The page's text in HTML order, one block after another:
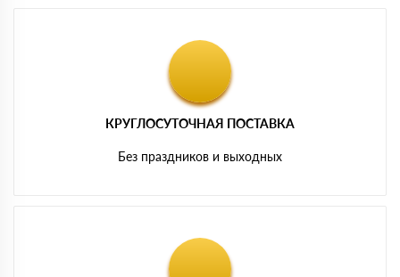
КРУГЛОСУТОЧНАЯ ПОСТАВКА
Без праздников и выходных